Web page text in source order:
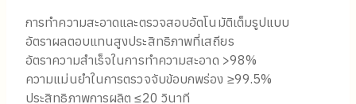
การทําความสะอาดและตรวจสอบอัตโนมัติเต็มรูปแบบ
อัตราผลตอบแทนสูงประสิทธิภาพที่เสถียร
อัตราความสําเร็จในการทําความสะอาด >98%
ความแม่นยําในการตรวจจับข้อบกพร่อง ≥99.5%
ประสิทธิภาพการผลิต ≤20 วินาที